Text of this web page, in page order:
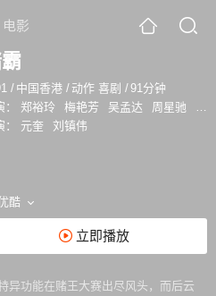
电影
/ 中国香港 / 动作 喜剧 /91分钟
郑裕玲 梅艳芳 吴孟达 周星驰
吴
元奎 刘镇伟
酷
立即播放
异功能在赌王大赛出尽风头，而后云